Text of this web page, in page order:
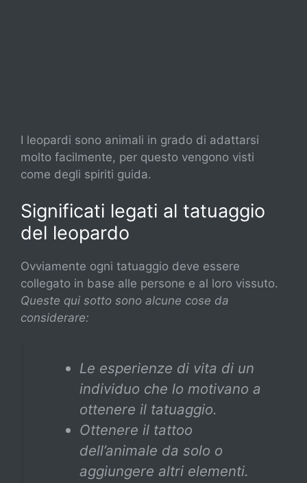
I leopardi sono animali in grado di adattarsi
molto facilmente, per questo vengono visti
come degli spiriti guida.
Significati legati al tatuaggio
del leopardo
Ovviamente ogni tatuaggio deve essere
collegato in base alle persone e al loro vissuto.
Queste qui sotto sono alcune cose da
considerare:
Le esperienze di vita di un
individuo che lo motivano a
ottenere il tatuaggio.
Ottenere il tattoo
dell’animale da solo o
aggiungere altri elementi.